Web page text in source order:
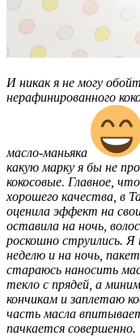
И никак я не могу
нерафинированного
масло-маньяка
какую марку я бы не
кокосовые. Главное,
хорошего качества, в
оценила эффект на
оставила на ночь,
роскошно струились. Я
неделю и на ночь,
стараюсь наносить
текло с прядей, а
кончикам и заплетаю
часть масла
пачкается совершенно.